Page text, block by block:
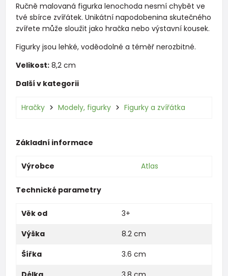
Ručně malovaná figurka lenochoda nesmí chybět ve
tvé sbírce zvířátek. Unikátní napodobenina skutečného
zvířete může sloužit jako hračka nebo výstavní kousek.
Figurky jsou lehké, voděodolné a téměř nerozbitné.
Velikost:8,2 cm
Další v kategorii
Hračky Modely, figurky Figurky a zvířátka
Základní informace
Výrobce Atlas
Technické parametry
Věk od
3+
Výška
8.2 cm
Šířka
3.6 cm